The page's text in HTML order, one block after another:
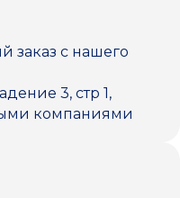
заказ с нашего
3, стр 1,
компаниями